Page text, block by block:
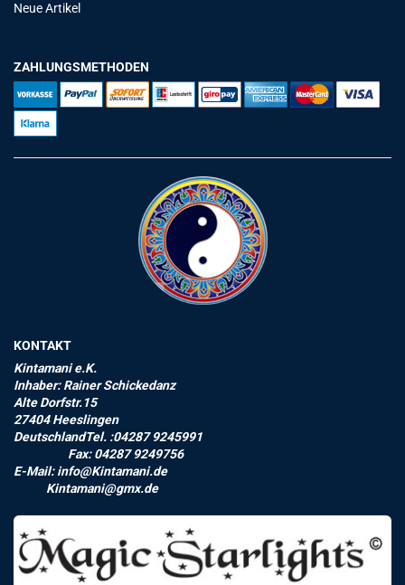
Neue Artikel
ZAHLUNGSMETHODEN
KONTAKT
Kintamani e.K.
Inhaber: Rainer Schickedanz
Alte Dorfstr.15
27404 Heeslingen
DeutschlandTel. :04287 9245991
Fax: 04287 9249756
E-Mail: info@Kintamani.de
Kintamani@gmx.de